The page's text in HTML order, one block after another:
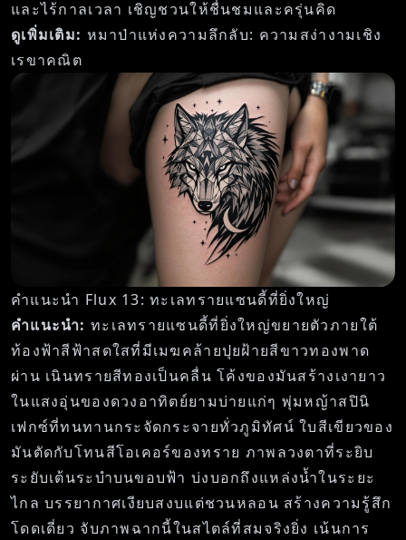
และไร้กาลเวลา เชิญชวนให้ชื่นชมและครุ่นคิด
ดูเพิ่มเติม: หมาป่าแห่งความลึกลับ: ความสง่างามเชิง
เรขาคณิต
คำแนะนำ Flux 13: ทะเลทรายแซนดี้ที่ยิ่งใหญ่
คำแนะนำ: ทะเลทรายแซนดี้ที่ยิ่งใหญ่ขยายตัวภายใต้
ท้องฟ้าสีฟ้าสดใสที่มีเมฆคล้ายปุยฝ้ายสีขาวทองพาด
ผ่าน เนินทรายสีทองเป็นคลื่น โค้งของมันสร้างเงายาว
ในแสงอุ่นของดวงอาทิตย์ยามบ่ายแก่ๆ พุ่มหญ้าสปินิ
เฟกซ์ที่ทนทานกระจัดกระจายทั่วภูมิทัศน์ ใบสีเขียวของ
มันตัดกับโทนสีโอเคอร์ของทราย ภาพลวงตาที่ระยิบ
ระยับเต้นระบำบนขอบฟ้า บ่งบอกถึงแหล่งน้ำในระยะ
ไกล บรรยากาศเงียบสงบแต่ชวนหลอน สร้างความรู้สึก
โดดเดี่ยว จับภาพฉากนี้ในสไตล์ที่สมจริงยิ่ง เน้นการ